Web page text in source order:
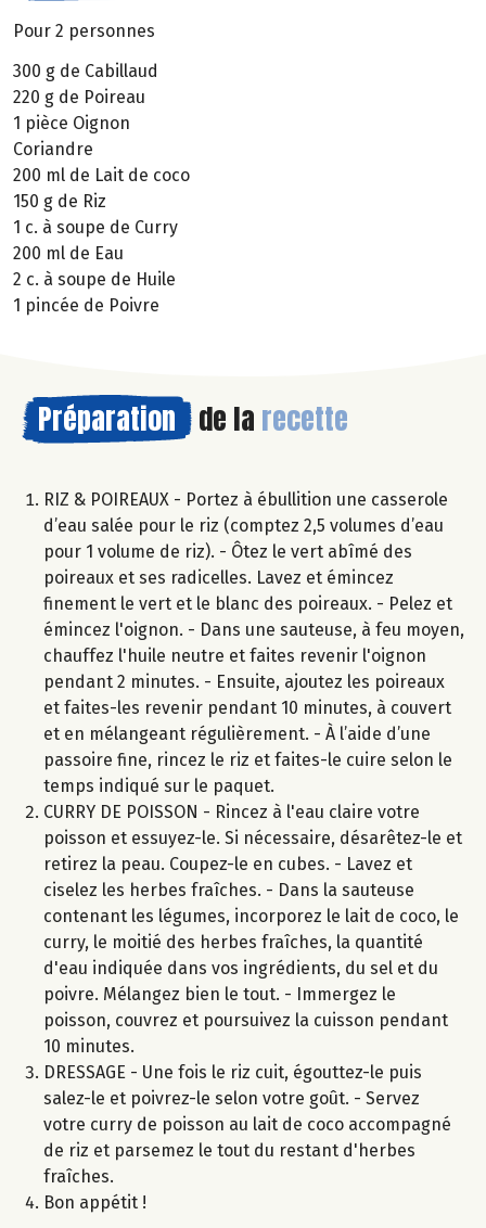
Pour 2 personnes
300 g de Cabillaud
220 g de Poireau
1 pièce Oignon
Coriandre
200 ml de Lait de coco
150 g de Riz
1 c. à soupe de Curry
200 ml de Eau
2 c. à soupe de Huile
1 pincée de Poivre
Préparation de la recette
RIZ & POIREAUX - Portez à ébullition une casserole
d’eau salée pour le riz (comptez 2,5 volumes d’eau
pour 1 volume de riz). - Ôtez le vert abîmé des
poireaux et ses radicelles. Lavez et émincez
finement le vert et le blanc des poireaux. - Pelez et
émincez l'oignon. - Dans une sauteuse, à feu moyen,
chauffez l'huile neutre et faites revenir l'oignon
pendant 2 minutes. - Ensuite, ajoutez les poireaux
et faites-les revenir pendant 10 minutes, à couvert
et en mélangeant régulièrement. - À l’aide d’une
passoire fine, rincez le riz et faites-le cuire selon le
temps indiqué sur le paquet.
CURRY DE POISSON - Rincez à l'eau claire votre
poisson et essuyez-le. Si nécessaire, désarêtez-le et
retirez la peau. Coupez-le en cubes. - Lavez et
ciselez les herbes fraîches. - Dans la sauteuse
contenant les légumes, incorporez le lait de coco, le
curry, le moitié des herbes fraîches, la quantité
d'eau indiquée dans vos ingrédients, du sel et du
poivre. Mélangez bien le tout. - Immergez le
poisson, couvrez et poursuivez la cuisson pendant
10 minutes.
DRESSAGE - Une fois le riz cuit, égouttez-le puis
salez-le et poivrez-le selon votre goût. - Servez
votre curry de poisson au lait de coco accompagné
de riz et parsemez le tout du restant d'herbes
fraîches.
Bon appétit !